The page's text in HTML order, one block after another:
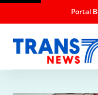
Portal